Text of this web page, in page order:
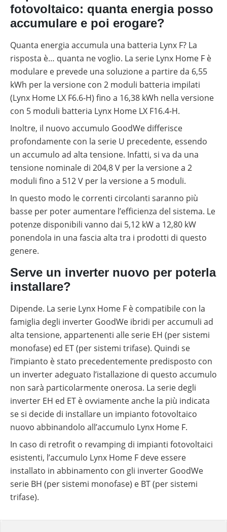
fotovoltaico: quanta energia posso
accumulare e poi erogare?
Quanta energia accumula una batteria Lynx F? La
risposta è… quanta ne voglio. La serie Lynx Home F è
modulare e prevede una soluzione a partire da 6,55
kWh per la versione con 2 moduli batteria impilati
(Lynx Home LX F6.6-H) fino a 16,38 kWh nella versione
con 5 moduli batteria Lynx Home LX F16.4-H.
Inoltre, il nuovo accumulo GoodWe differisce
profondamente con la serie U precedente, essendo
un accumulo ad alta tensione. Infatti, si va da una
tensione nominale di 204,8 V per la versione a 2
moduli fino a 512 V per la versione a 5 moduli.
In questo modo le correnti circolanti saranno più
basse per poter aumentare l’efficienza del sistema. Le
potenze disponibili vanno dai 5,12 kW a 12,80 kW
ponendola in una fascia alta tra i prodotti di questo
genere.
Serve un inverter nuovo per poterla
installare?
Dipende. La serie Lynx Home F è compatibile con la
famiglia degli inverter GoodWe ibridi per accumuli ad
alta tensione, appartenenti alle serie EH (per sistemi
monofase) ed ET (per sistemi trifase). Quindi se
l’impianto è stato precedentemente predisposto con
un inverter adeguato l’istallazione di questo accumulo
non sarà particolarmente onerosa. La serie degli
inverter EH ed ET è ovviamente anche la più indicata
se si decide di installare un impianto fotovoltaico
nuovo abbinandolo all’accumulo Lynx Home F.
In caso di retrofit o revamping di impianti fotovoltaici
esistenti, l’accumulo Lynx Home F deve essere
installato in abbinamento con gli inverter GoodWe
serie BH (per sistemi monofase) e BT (per sistemi
trifase).